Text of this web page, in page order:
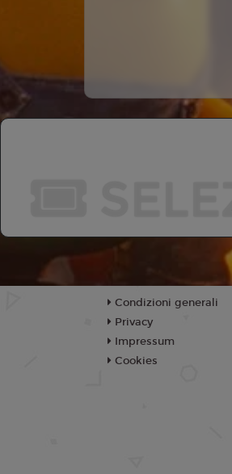
Condizioni generali
Privacy
Impressum
Cookies